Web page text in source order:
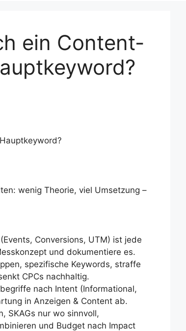
ein Content-
wenig Theorie, viel Umsetzung –
Conversions, UTM) ist jede
und dokumentiere es.
spezifische Keywords, straffe
CPCs nachhaltig.
nach Intent (Informational,
in Anzeigen & Content ab.
SKAGs nur wo sinnvoll,
und Budget nach Impact